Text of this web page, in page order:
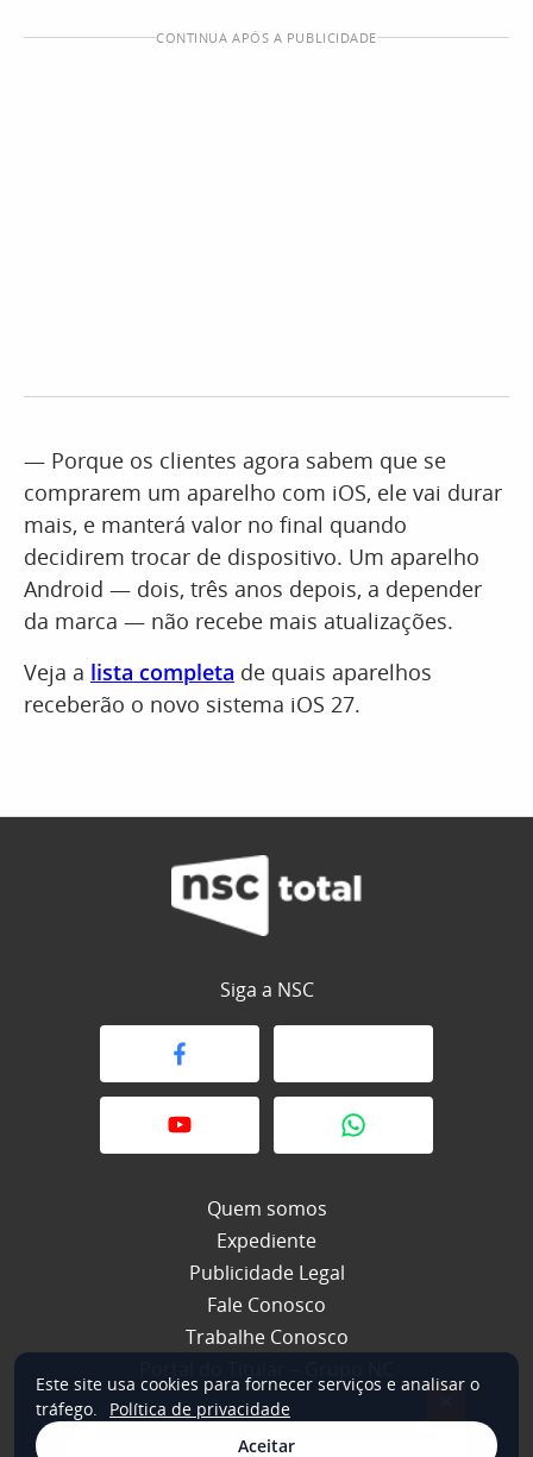
CONTINUA APÓS A PUBLICIDADE
— Porque os clientes agora sabem que se
comprarem um aparelho com iOS, ele vai durar
mais, e manterá valor no final quando
decidirem trocar de dispositivo. Um aparelho
Android — dois, três anos depois, a depender
da marca — não recebe mais atualizações.
Veja a lista completa de quais aparelhos
receberão o novo sistema iOS 27.
Siga a NSC
Quem somos
Expediente
Publicidade Legal
Fale Conosco
Trabalhe Conosco
Este site usa cookies para fornecer serviços e analisar o
tráfego.
Política de privacidade
Aceitar